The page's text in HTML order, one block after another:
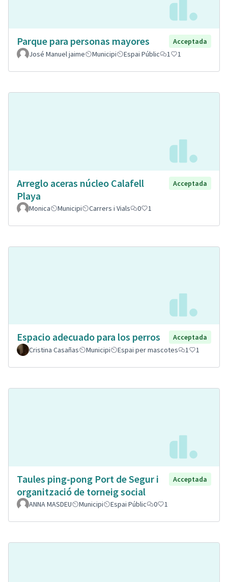
Parque para personas mayores
Acceptada
José Manuel jaime
Municipi Espai Públic 1 1
Arreglo aceras núcleo Calafell
Playa
Acceptada
Monica Municipi Carrers i Vials 0 1
Espacio adecuado para los perros
Acceptada
Cristina Casañas
Municipi Espai per mascotes 1 1
Taules ping-pong Port de Segur i
organització de torneig social
Acceptada
ANNA MASDEU Municipi Espai Públic 0 1